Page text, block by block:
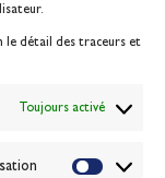
le détail des traceurs et
Toujours activé